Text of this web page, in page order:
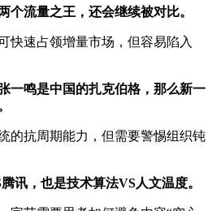
个流量之王，还会继续被对比。
快速占领增量市场，但容易陷入
一鸣是中国的扎克伯格，那么新一
的抗周期能力，但需要警惕组织钝
讯，也是技术算法VS人文温度。